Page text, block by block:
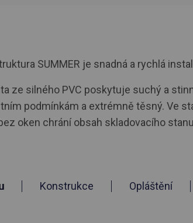
SUMMER je snadná a rychlá
ze silného PVC poskytuje suchý a
podmínkám a extrémně těsný. Ve
oken chrání obsah skladovacího
Konstrukce Opláštění